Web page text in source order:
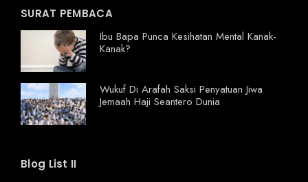
SURAT PEMBACA
Ibu Bapa Punca Kesihatan Mental Kanak-
Kanak?
Wukuf Di Arafah Saksi Penyatuan Jiwa
Jemaah Haji Seantero Dunia
Blog List II